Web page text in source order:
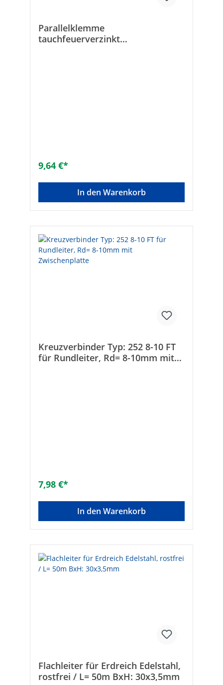
Parallelklemme
tauchfeuerverzinkt
9,64 €*
In den Warenkorb
Kreuzverbinder Typ: 252 8-10 FT
für Rundleiter, Rd= 8-10mm mit
7,98 €*
In den Warenkorb
Flachleiter für Erdreich Edelstahl,
rostfrei / L= 50m BxH: 30x3,5mm